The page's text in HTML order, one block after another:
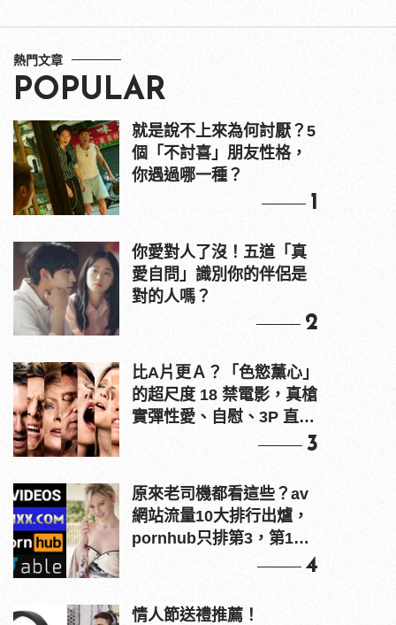
熱門文章
POPULAR
就是說不上來為何討厭？5
個「不討喜」朋友性格，
你遇過哪一種？
1
你愛對人了沒！五道「真
愛自問」識別你的伴侶是
對的人嗎？
2
比A片更Ａ？「色慾薰心」
的超尺度 18 禁電影，真槍
實彈性愛、自慰、3P 直接
3
原來老司機都看這些？av
網站流量10大排行出爐，
pornhub只排第3，第1名
4
情人節送禮推薦！